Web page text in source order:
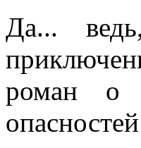
Да...
роман о